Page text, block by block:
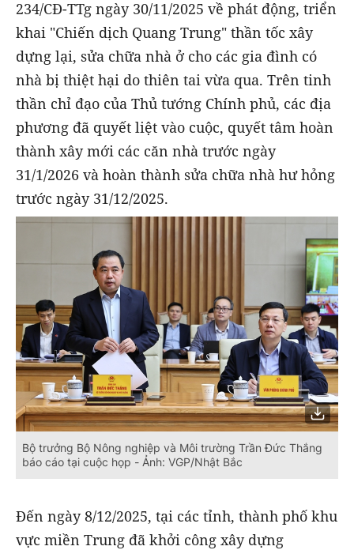
234/CĐ-TTg ngày 30/11/2025 về phát động, triển
khai "Chiến dịch Quang Trung" thần tốc xây
dựng lại, sửa chữa nhà ở cho các gia đình có
nhà bị thiệt hại do thiên tai vừa qua. Trên tinh
thần chỉ đạo của Thủ tướng Chính phủ, các địa
phương đã quyết liệt vào cuộc, quyết tâm hoàn
thành xây mới các căn nhà trước ngày
31/1/2026 và hoàn thành sửa chữa nhà hư hỏng
trước ngày 31/12/2025.
Bộ trưởng Bộ Nông nghiệp và Môi trường Trần Đức Thắng
báo cáo tại cuộc họp - Ảnh: VGP/Nhật Bắc
Đến ngày 8/12/2025, tại các tỉnh, thành phố khu
vực miền Trung đã khởi công xây dựng